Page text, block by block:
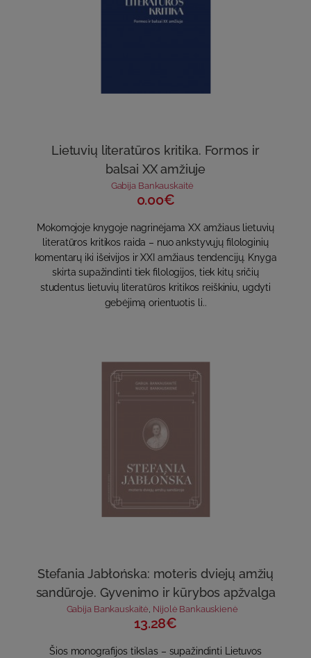
Lietuvių literatūros kritika. Formos ir
balsai XX amžiuje
Gabija Bankauskaitė
0.00€
Mokomojoje knygoje nagrinėjama XX amžiaus lietuvių
literatūros kritikos raida – nuo ankstyvųjų filologinių
komentarų iki išeivijos ir XXI amžiaus tendencijų. Knyga
skirta supažindinti tiek filologijos, tiek kitų sričių
studentus lietuvių literatūros kritikos reiškiniu, ugdyti
gebėjimą orientuotis li..
Stefania Jabłońska: moteris dviejų amžių
sandūroje. Gyvenimo ir kūrybos apžvalga
Gabija Bankauskaitė, Nijolė Bankauskienė
13.28€
Šios monografijos tikslas – supažindinti Lietuvos